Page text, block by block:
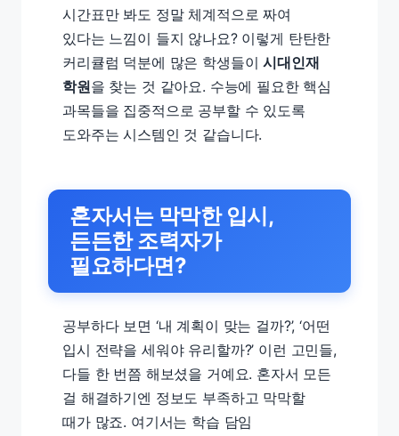
시간표만 봐도 정말 체계적으로 짜여
있다는 느낌이 들지 않나요? 이렇게 탄탄한
커리큘럼 덕분에 많은 학생들이시대인재
학원을 찾는 것 같아요. 수능에 필요한 핵심
과목들을 집중적으로 공부할 수 있도록
도와주는 시스템인 것 같습니다.
혼자서는 막막한 입시,
든든한 조력자가
필요하다면?
공부하다 보면 ‘내 계획이 맞는 걸까?’, ‘어떤
입시 전략을 세워야 유리할까?’ 이런 고민들,
다들 한 번쯤 해보셨을 거예요. 혼자서 모든
걸 해결하기엔 정보도 부족하고 막막할
때가 많죠. 여기서는 학습 담임